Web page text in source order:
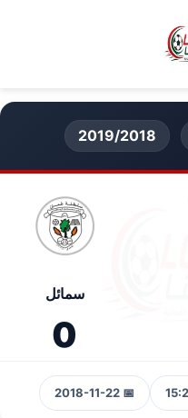
2019/2018
سمائل
0
📅 2018-11-22